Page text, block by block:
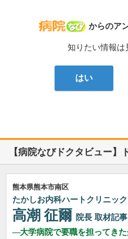
病院なび
からのア
知りたい情報は
はい
【病院なびドクタビュー】
熊本県熊本市南区
たかしお内科ハートクリニック
高潮 征爾 院長 取材記事
大学病院で要職を担ってき